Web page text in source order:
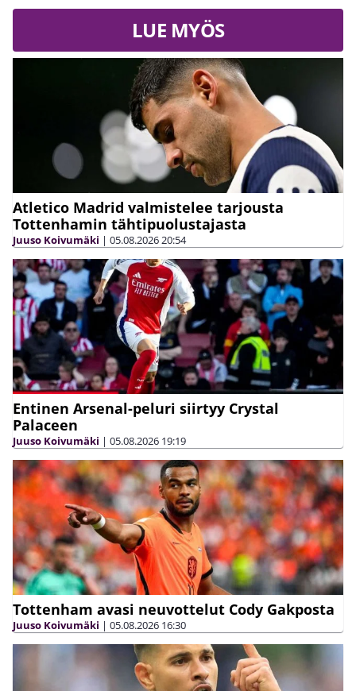
LUE MYÖS
Atletico Madrid valmistelee tarjousta
Tottenhamin tähtipuolustajasta
Juuso Koivumäki | 05.08.202620:54
Entinen Arsenal-peluri siirtyy Crystal
Palaceen
Juuso Koivumäki | 05.08.2026 19:19
Tottenham avasi neuvottelut Cody Gakposta
Juuso Koivumäki | 05.08.2026 16:30